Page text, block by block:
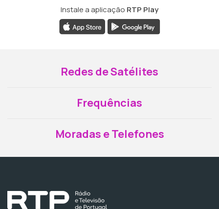
Instale a aplicação RTP Play
Redes de Satélites
Frequências
Moradas e Telefones